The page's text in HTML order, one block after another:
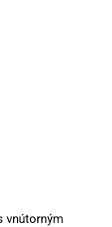
vnútorným